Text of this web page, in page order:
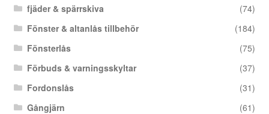
fjäder & spärrskiva
(74)
Fönster & altanlås tillbehör
(184)
Fönsterlås
(75)
Förbuds & varningsskyltar
(37)
Fordonslås
(31)
Gångjärn
(61)